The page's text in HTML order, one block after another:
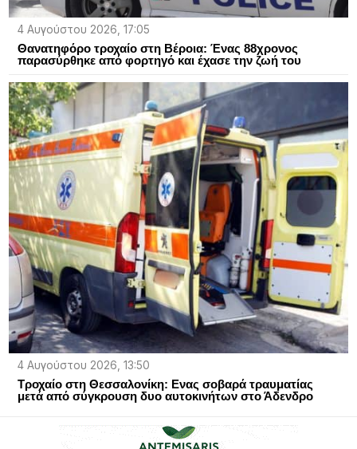
4 Αυγούστου 2026, 17:05
Θανατηφόρο τροχαίο στη Βέροια: Ένας 88χρονος
παρασύρθηκε από φορτηγό και έχασε την ζωή του
4 Αυγούστου 2026, 13:50
Τροχαίο στη Θεσσαλονίκη: Ενας σοβαρά τραυματίας
μετά από σύγκρουση δυο αυτοκινήτων στο Άδενδρο